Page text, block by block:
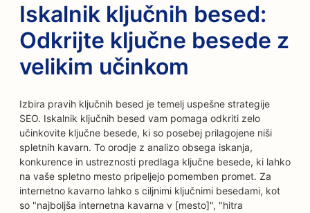
Iskalnik ključnih besed:
Odkrijte ključne besede z
velikim učinkom
Izbira pravih ključnih besed je temelj uspešne strategije
SEO. Iskalnik ključnih besed vam pomaga odkriti zelo
učinkovite ključne besede, ki so posebej prilagojene niši
spletnih kavarn. To orodje z analizo obsega iskanja,
konkurence in ustreznosti predlaga ključne besede, ki lahko
na vaše spletno mesto pripeljejo pomemben promet. Za
internetno kavarno lahko s ciljnimi ključnimi besedami, kot
so "najboljša internetna kavarna v [mesto]", "hitra